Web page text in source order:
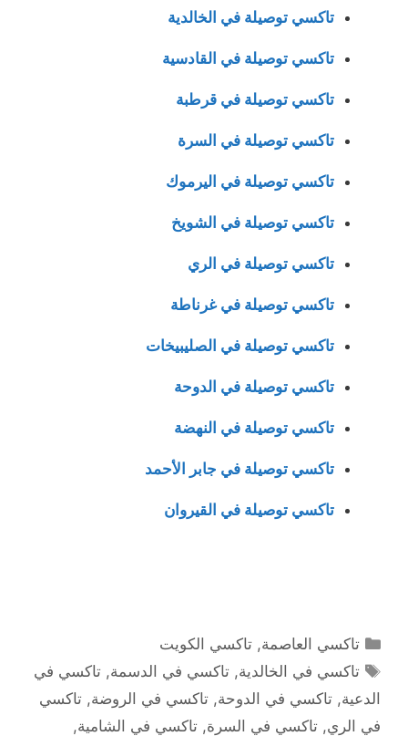
تاكسي توصيلة في الخالدية
تاكسي توصيلة في القادسية
تاكسي توصيلة في قرطبة
تاكسي توصيلة في السرة
تاكسي توصيلة في اليرموك
تاكسي توصيلة في الشويخ
تاكسي توصيلة في الري
تاكسي توصيلة في غرناطة
تاكسي توصيلة في الصليبيخات
تاكسي توصيلة في الدوحة
تاكسي توصيلة في النهضة
تاكسي توصيلة في جابر الأحمد
تاكسي توصيلة في القيروان
التصنيفات
تاكسي العاصمة,تاكسي الكويت
الوسوم
تاكسي في الخالدية,تاكسي في الدسمة,تاكسي في
الدعية, تاكسي في الدوحة, تاكسي في الروضة, تاكسي
في الري, تاكسي في السرة, تاكسي في الشامية,